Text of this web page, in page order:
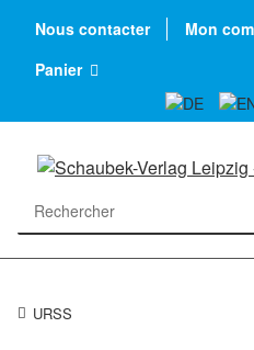
Nous contacter Mon
Panier
URSS